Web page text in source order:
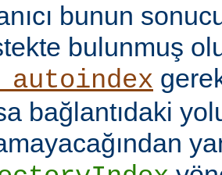
bunun
bulunmuş
bağlantıdaki